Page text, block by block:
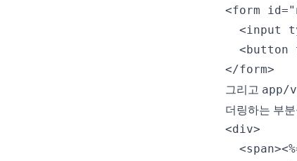
<form
<input
<button
</form>
그리고 app/
더링하는 부
<div>